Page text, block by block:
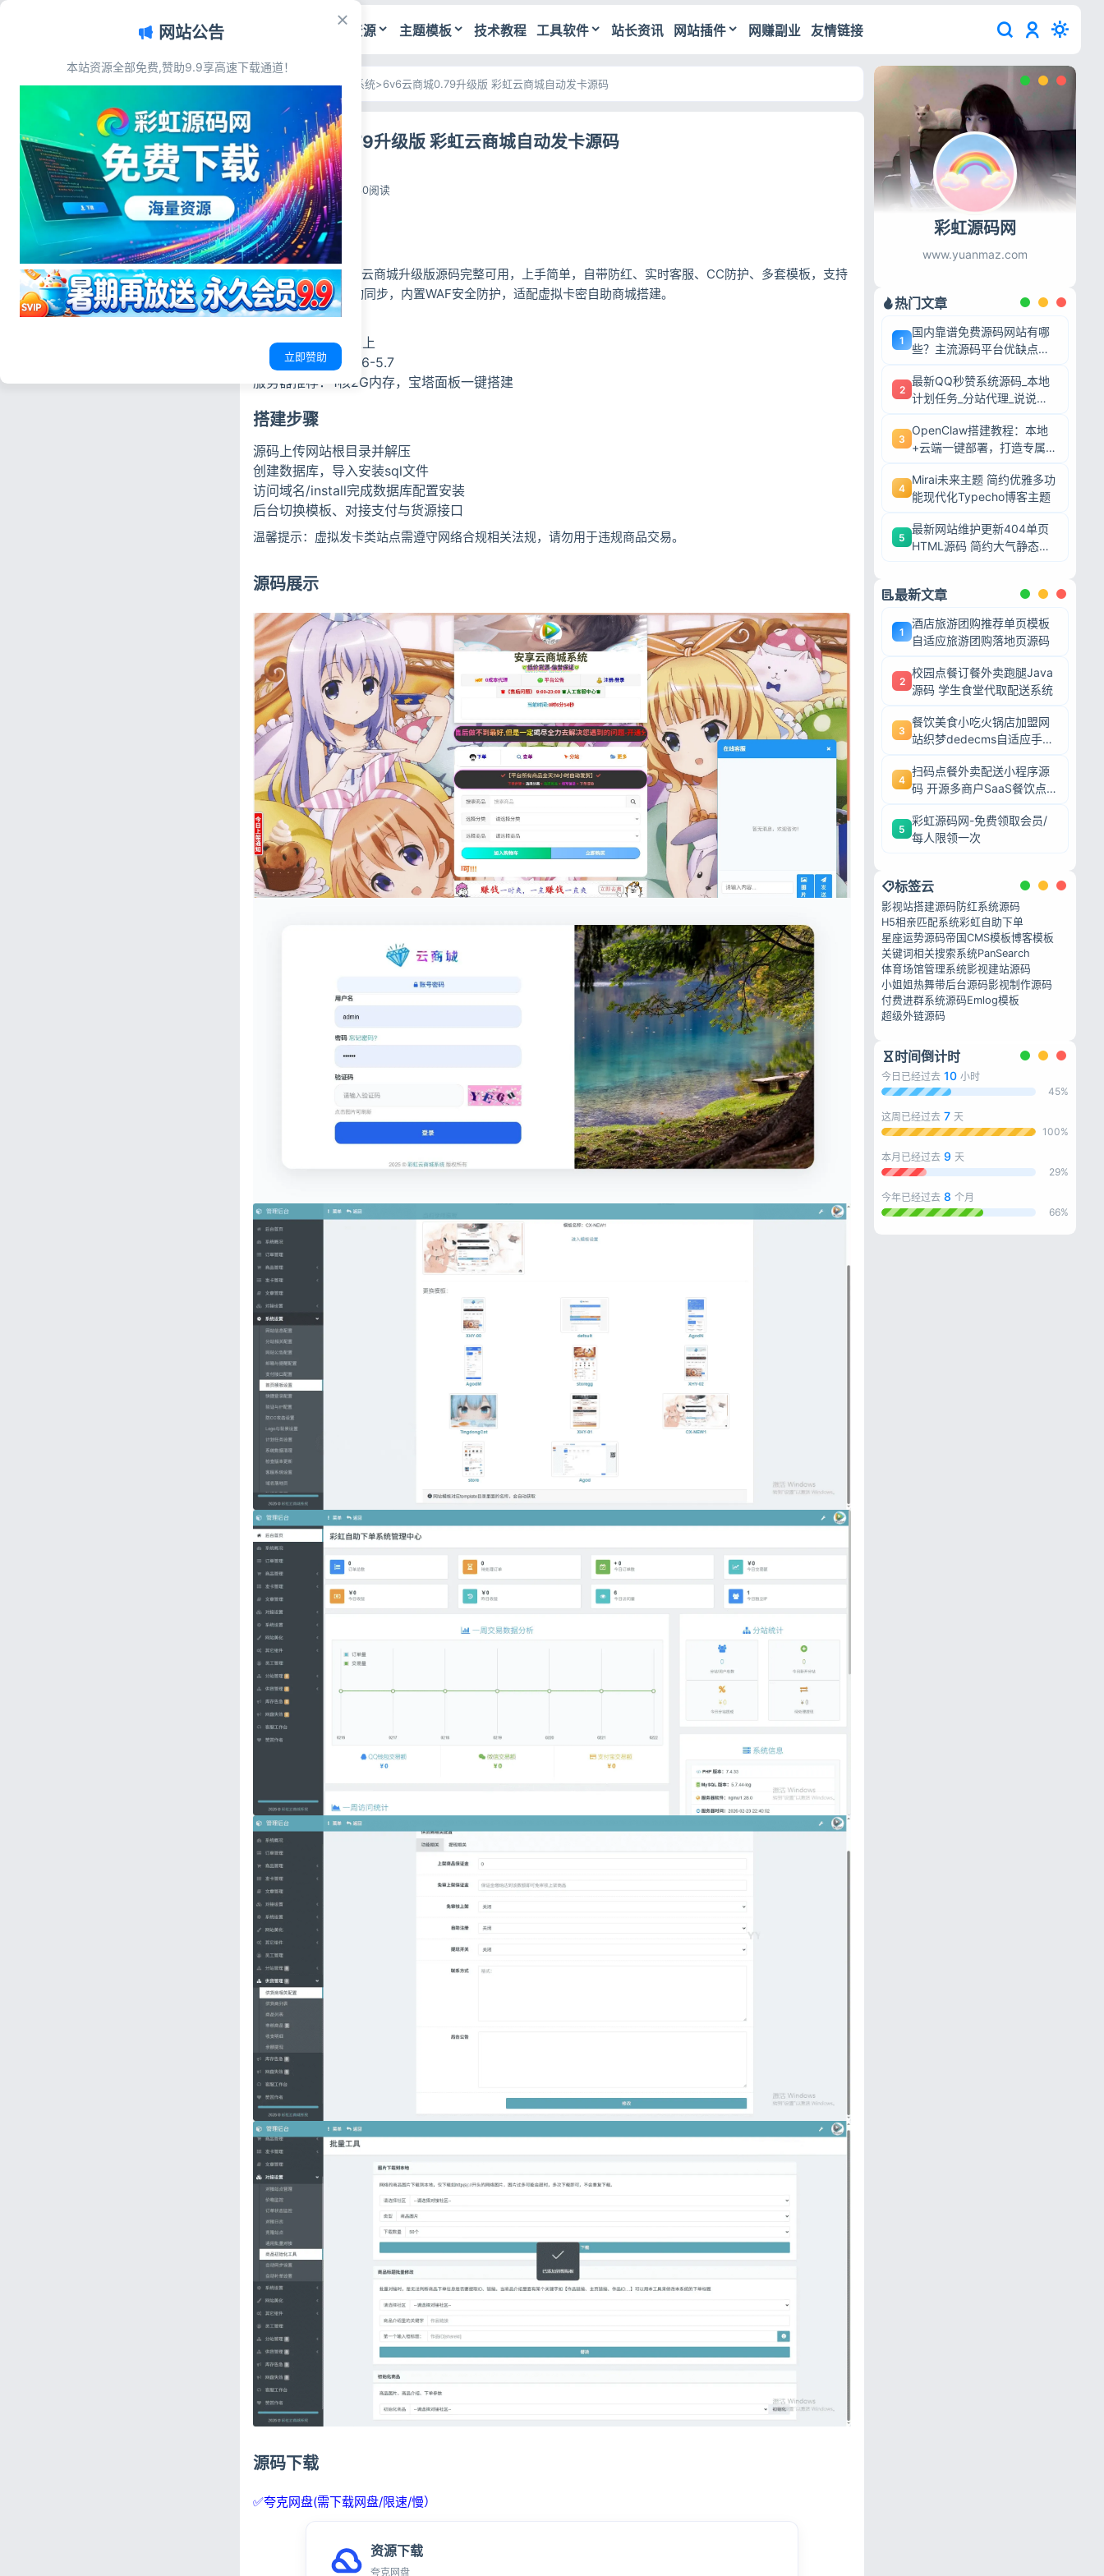
源码资源 主题模板 技术教程 工具软件 站长资讯 网站插件 网赚副业 友情链接
首页>源码资源>发卡系统>6v6云商城0.79升级版 彩虹云商城自动发卡源码
6v6云商城0.79升级版 彩虹云商城自动发卡源码
彩虹源码网
2026-06-27 30阅读
源码简介
6v6云商城0.79彩虹云商城升级版源码完整可用，上手简单，自带防红、实时客服、CC防护、多套模板，支持
批量商品对接与自动同步，内置WAF安全防护，适配虚拟卡密自助商城搭建。
部署环境要求
PHP版本：7.4及以上
数据库：MySQL5.6-5.7
服务器推荐：1核2G内存，宝塔面板一键搭建
搭建步骤
源码上传网站根目录并解压
创建数据库，导入安装sql文件
访问域名/install完成数据库配置安装
后台切换模板、对接支付与货源接口
温馨提示：虚拟发卡类站点需遵守网络合规相关法规，请勿用于违规商品交易。
源码展示
源码下载
✅夸克网盘(需下载网盘/限速/慢）
资源下载
夸克网盘
彩虹源码网
www.yuanmaz.com
热门文章
1
国内靠谱免费源码网站有哪
些？主流源码平台优缺点深
2
最新QQ秒赞系统源码_本地
计划任务_分站代理_说说赞
3
OpenClaw搭建教程：本地
+云端一键部署，打造专属AI
4
Mirai未来主题 简约优雅多功
能现代化Typecho博客主题
5
最新网站维护更新404单页
HTML源码 简约大气静态模
最新文章
1
酒店旅游团购推荐单页模板
自适应旅游团购落地页源码
2
校园点餐订餐外卖跑腿Java
源码 学生食堂代取配送系统
3
餐饮美食小吃火锅店加盟网
站织梦dedecms自适应手机
4
扫码点餐外卖配送小程序源
码 开源多商户SaaS餐饮点
5
彩虹源码网-免费领取会员/
每人限领一次
标签云
影视站搭建源码 防红系统源码
H5相亲匹配系统彩虹自助下单
星座运势源码帝国CMS模板博客模板
关键词相关搜索系统PanSearch
体育场馆管理系统影视建站源码
小姐姐热舞带后台源码影视制作源码
付费进群系统源码Emlog模板
超级外链源码
时间倒计时
今日已经过去 10 小时
45%
这周已经过去 7 天
100%
本月已经过去 9 天
29%
今年已经过去 8 个月
66%
文章目录
源码简介
搭建步骤
源码展示
源码下载
网站公告
本站资源全部免费,赞助9.9享高速下载通道！
立即赞助
没有账号？立即注册
隐私政策